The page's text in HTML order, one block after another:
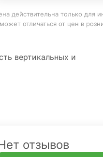
действительна только для
отличаться от цен в
вертикальных и
отзывов